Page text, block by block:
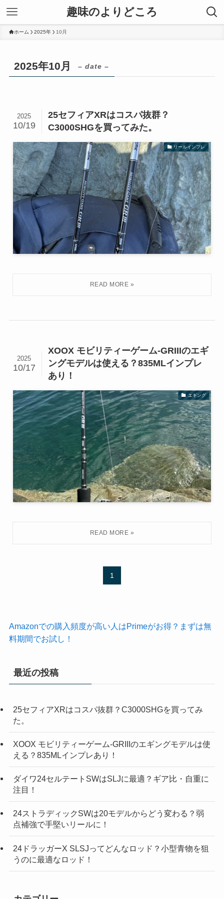
趣味のよりどころ
ホーム 2025年 10月
2025年10月 – date –
25セフィアXRはコスパ抜群？
C3000SHGを買ってみた。
2025
10/19
リールインプレ
XOOX モビリティーゲーム-GRIIIのエギ
ングモデルは使える？835MLインプレ
あり！
2025
10/17
エギング
1
Amazonでの購入頻度が高い人はPrimeがお得？まずは無
料期間でお試し！
最近の投稿
25セフィアXRはコスパ抜群？C3000SHGを買ってみ
た。
XOOX モビリティーゲーム-GRIIIのエギングモデルは使
える？835MLインプレあり！
ダイワ24セルテートSWはSLJに最適？ギア比・自重に
注目！
24ストラディックSWは20モデルからどう変わる？弱
点補強で手堅いリールに！
24ドラッガーX SLSJってどんなロッド？小型青物を狙
うのに最適なロッド！